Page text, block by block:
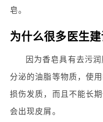
皂。
为什么很多医生
因为香皂具有去污
分泌的油脂等物质，使
损伤发质，而且不能长
会出现皮屑。